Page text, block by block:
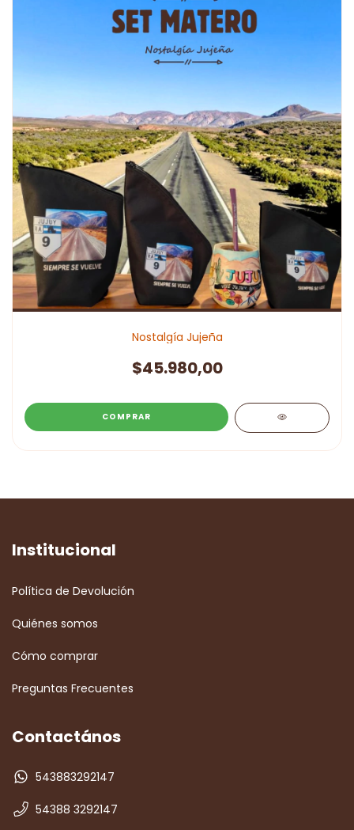
Nostalgía Jujeña
$45.980,00
Institucional
Política de Devolución
Quiénes somos
Cómo comprar
Preguntas Frecuentes
Contactános
543883292147
54388 3292147